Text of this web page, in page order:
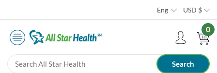
Eng USD $
0